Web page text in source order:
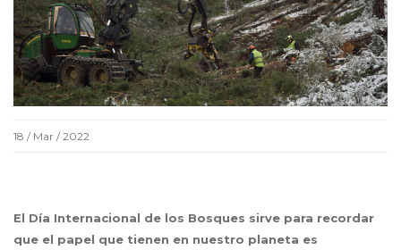
18 / Mar / 2022
El Día Internacional de los Bosques sirve para recordar
que el papel que tienen en nuestro planeta es